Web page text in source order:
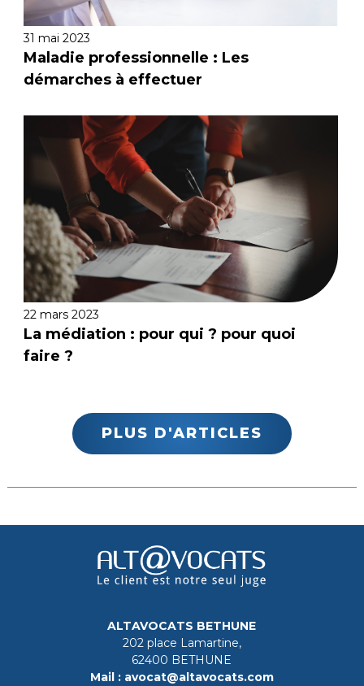
31 mai 2023
Maladie professionnelle : Les
démarches à effectuer
22 mars 2023
La médiation : pour qui ? pour quoi
faire ?
PLUS D'ARTICLES
ALTAVOCATS BETHUNE
202 place Lamartine,
62400 BETHUNE
Mail : avocat@altavocats.com